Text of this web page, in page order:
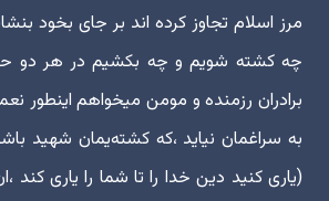
مرز اسلام تجاوز کرده اند بر جای بخود
چه کشته شویم و چه بکشیم در هر دو حال
برادران رزمنده و مومن میخواهم اینطور
به سراغمان نیاید ،که کشته‌یمان شهید
(یاری کنید دین خدا را تا شما را یاری کند